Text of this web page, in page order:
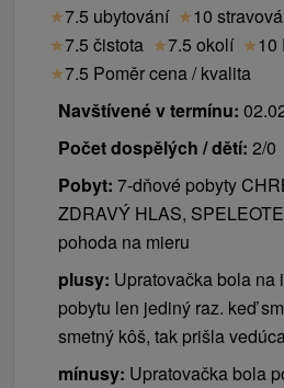
★7.5 ubytování ★10
★7.5 čistota ★7.5 okolí ★10
★7.5 Poměr cena / kvalita
Navštívené v termínu:
Počet dospělých / dětí: 2/0
Pobyt: 7-dňové pobyty
ZDRAVÝ HLAS,
pohoda na mieru
plusy: Upratovačka bola na
pobytu len jediný raz. keď
smetný kôš, tak prišla
mínusy: Upratovačka bola